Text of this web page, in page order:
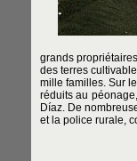
grands
des terres
mille familles. Sur
réduits au
Díaz. De
et la police rurale,